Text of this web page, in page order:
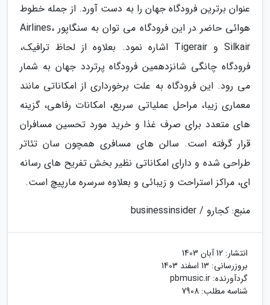
عنوان برترین فرودگاه جهان را به دست آورد. از جمله خطوط
هوائی حاضر در این فرودگاه می توان به سنگاپور Airlines،
Silkair و Tigerair اشاره نمود. بعلاوه از لحاظ ترافیک،
فرودگاه چانگی شانزدهمین فرودگاه پرتردد جهان به شمار
می رود. این فرودگاه به علت برخورداری از امکاناتی مانند
معماری زیبا، مراحل عملیاتی سریع، امکانات رفاهی، گزینه
های متعدد برای صرف غذا و خرید مورد تحسین مسافران
قرار گرفته است. سالن های مسافری همچون سان تئاتر
طراحی شده و دارای امکاناتی نظیر بخش تفریح های رسانه
ای، مراکز استراحت و زیبائی و بعلاوه سرسره مارپیچ است.
منبع: کجارو / businessinsider
انتشار: 12 آبان 1403
بروزرسانی: 13 اسفند 1403
گردآورنده: pbmusic.ir
شناسه مطلب: 7908